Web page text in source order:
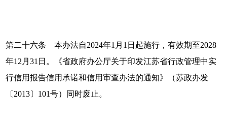
第二十六条 本办法自2024年1月1日起施行，有效期至2028
年12月31日。《省政府办公厅关于印发江苏省行政管理中实
行信用报告信用承诺和信用审查办法的通知》（苏政办发
〔2013〕101号）同时废止。